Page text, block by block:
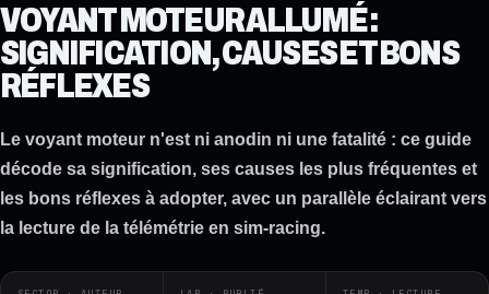
VOYANT MOTEUR ALLUMÉ :
SIGNIFICATION, CAUSES ET BONS
RÉFLEXES
Le voyant moteur n'est ni anodin ni une fatalité : ce guide
décode sa signification, ses causes les plus fréquentes et
les bons réflexes à adopter, avec un parallèle éclairant vers
la lecture de la télémétrie en sim-racing.